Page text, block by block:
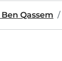
Qassem